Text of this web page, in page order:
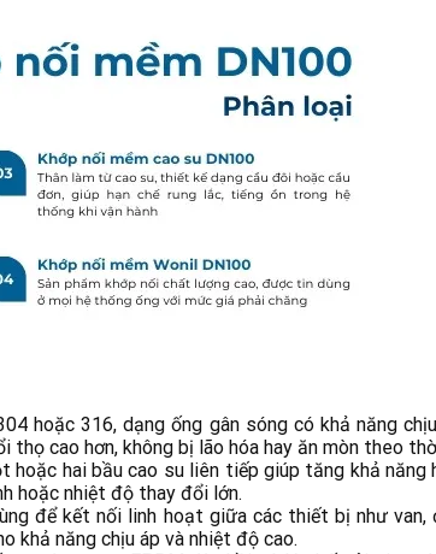
hoặc 316, dạng ống gân sóng có khả năng
thọ cao hơn, không bị lão hóa hay ăn mòn theo
hoặc hai bầu cao su liên tiếp giúp tăng khả
hoặc nhiệt độ thay đổi lớn.
để kết nối linh hoạt giữa các thiết bị như
khả năng chịu áp và nhiệt độ cao.